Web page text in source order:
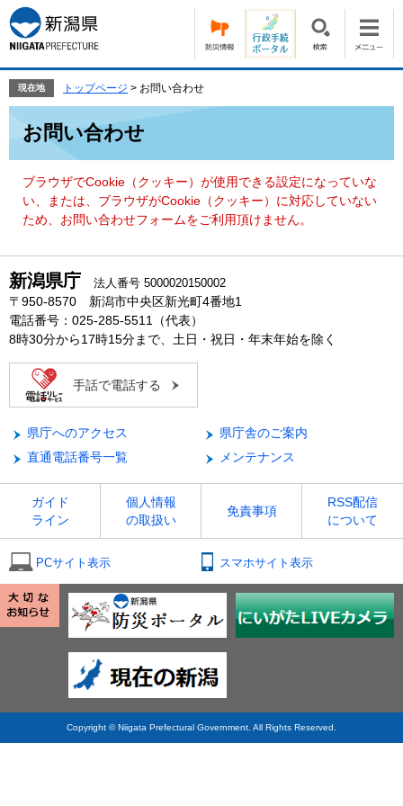
ー
ジ
の
頭
す。
ニ
ュ
ー
飛
て
現在地 トップページ > お問い合わせ
お問い合わせ
ブラウザでCookie（クッキー）が使用できる設定になっていな
い、または、ブラウザがCookie（クッキー）に対応していない
ため、お問い合わせフォームをご利用頂けません。
新潟県庁 法人番号 5000020150002
〒950-8570 新潟市中央区新光町4番地1
電話番号：025-285-5511（代表）
8時30分から17時15分まで、土日・祝日・年末年始を除く
手話で電話する
県庁へのアクセス
県庁舎のご案内
直通電話番号一覧
メンテナンス
ガイド
ライン
個人情報
の取扱い
免責事項
RSS配信
について
PCサイト表示 スマホサイト表示
Copyright © Niigata Prefectural Government. All Rights Reserved.